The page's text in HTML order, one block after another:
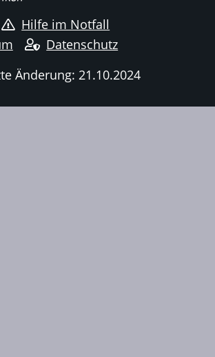
Hilfe im Notfall
Datenschutz
Änderung: 21.10.2024